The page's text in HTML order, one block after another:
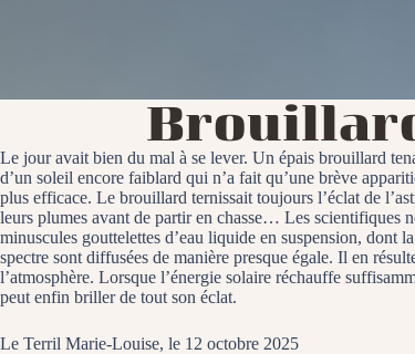
Le jour avait bien du mal à se lever. Un épais brouillard
d’un soleil encore faiblard qui n’a fait qu’une brève
plus efficace. Le brouillard ternissait toujours l’éclat de
leurs plumes avant de partir en chasse… Les scientifiques
minuscules gouttelettes d’eau liquide en suspension, dont
spectre sont diffusées de manière presque égale. Il en
l’atmosphère. Lorsque l’énergie solaire réchauffe
peut enfin briller de tout son éclat.
Le Terril Marie-Louise, le 12 octobre 2025